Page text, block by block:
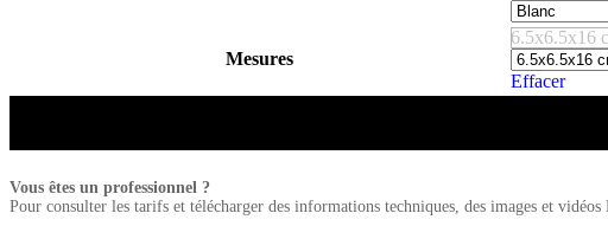
Mesures
6.5x6.5x16
Effacer
Vous êtes un professionnel ?
Pour consulter les tarifs et télécharger des informations techniques, des images et vidéos